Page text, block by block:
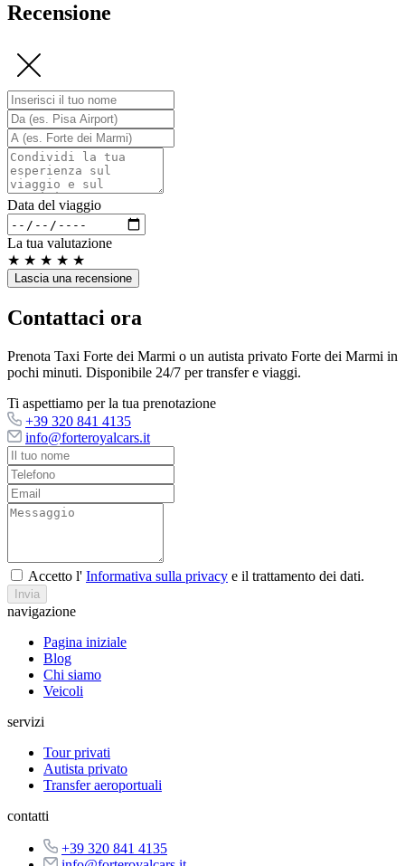
Recensione
Data del viaggio
La tua valutazione
★ ★ ★ ★ ★
Lascia una recensione
Contattaci ora
Prenota Taxi Forte dei Marmi o un autista privato Forte dei Marmi in
pochi minuti. Disponibile 24/7 per transfer e viaggi.
Ti aspettiamo per la tua prenotazione
+39 320 841 4135
info@forteroyalcars.it
Accetto l' Informativa sulla privacy e il trattamento dei dati.
Invia
navigazione
Pagina iniziale
Blog
Chi siamo
Veicoli
servizi
Tour privati
Autista privato
Transfer aeroportuali
contatti
+39 320 841 4135